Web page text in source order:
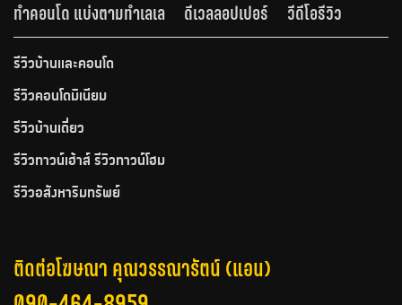
ทำคอนโด แบ่งตามทำเลเล
ดีเวลลอปเปอร์ วีดีโอรีวิว
รีวิวบ้านและคอนโด
รีวิวคอนโดมิเนียม
รีวิวบ้านเดี่ยว
รีวิวทาวน์เฮ้าส์ รีวิวทาวน์โฮม
รีวิวอสังหาริมทรัพย์
ติดต่อโฆษณา คุณวรรณารัตน์ (แอน)